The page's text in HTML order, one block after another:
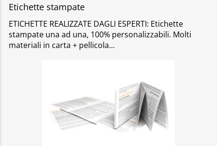
Etichette stampate
ETICHETTE REALIZZATE DAGLI ESPERTI: Etichette
stampate una ad una, 100% personalizzabili. Molti
materiali in carta + pellicola